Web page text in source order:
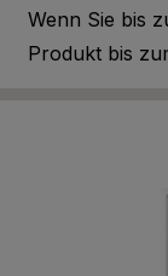
Wenn Sie bis
Produkt bis